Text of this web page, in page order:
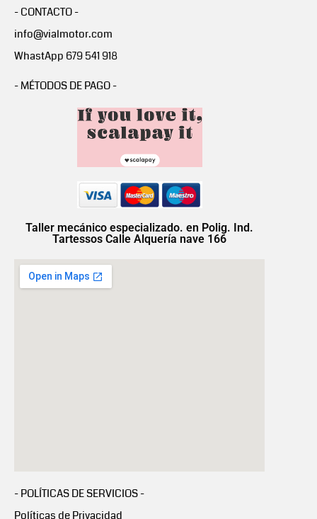
- CONTACTO -
info@vialmotor.com
WhastApp 679 541 918
- MÉTODOS DE PAGO -
Taller mecánico especializado. en Polig. Ind.
Tartessos Calle Alquería nave 166
- POLÍTICAS DE SERVICIOS -
Políticas de Privacidad